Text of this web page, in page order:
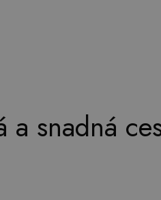
snadná